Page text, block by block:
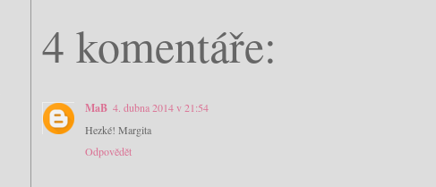
4 komentáře:
MaB 4. dubna 2014 v 21:54
Hezké! Margita
Odpovědět